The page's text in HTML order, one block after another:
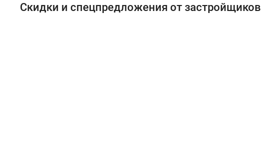
Скидки и спецпредложения от застройщиков